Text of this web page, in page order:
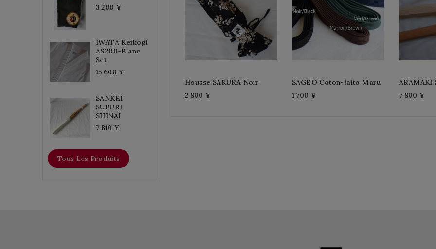
3 200 ¥
IWATA Keikogi
AS200-Blanc
Set
15 600 ¥
SANKEI
SUBURI
SHINAI
7 810 ¥
Tous Les Produits
Housse SAKURA Noir
2 800 ¥
SAGEO Coton-Iaito Maru
1 700 ¥
ARAMAKI
7 800 ¥